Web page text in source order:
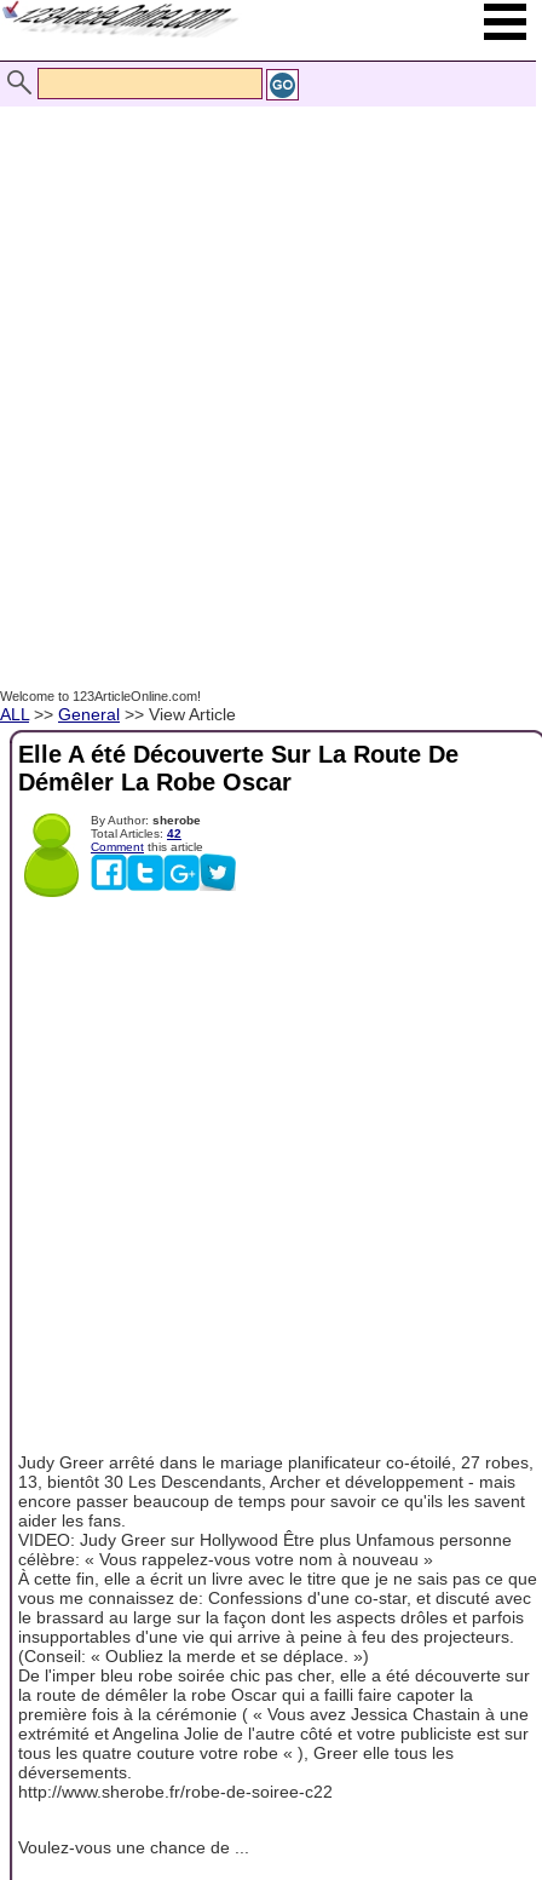
Welcome to 123ArticleOnline.com!
ALL >> General >> View Article
Elle A été Découverte Sur La Route De
Démêler La Robe Oscar
By Author: sherobe
Total Articles: 42
Comment this article
Judy Greer arrêté dans le mariage planificateur co-étoilé, 27 robes,
13, bientôt 30 Les Descendants, Archer et développement - mais
encore passer beaucoup de temps pour savoir ce qu'ils les savent
aider les fans.
VIDEO: Judy Greer sur Hollywood Être plus Unfamous personne
célèbre: « Vous rappelez-vous votre nom à nouveau »
À cette fin, elle a écrit un livre avec le titre que je ne sais pas ce que
vous me connaissez de: Confessions d'une co-star, et discuté avec
le brassard au large sur la façon dont les aspects drôles et parfois
insupportables d'une vie qui arrive à peine à feu des projecteurs.
(Conseil: « Oubliez la merde et se déplace. »)
De l'imper bleu robe soirée chic pas cher, elle a été découverte sur
la route de démêler la robe Oscar qui a failli faire capoter la
première fois à la cérémonie ( « Vous avez Jessica Chastain à une
extrémité et Angelina Jolie de l'autre côté et votre publiciste est sur
tous les quatre couture votre robe « ), Greer elle tous les
déversements.
​http://www.sherobe.fr/robe-de-soiree-c22
Voulez-vous une chance de ...